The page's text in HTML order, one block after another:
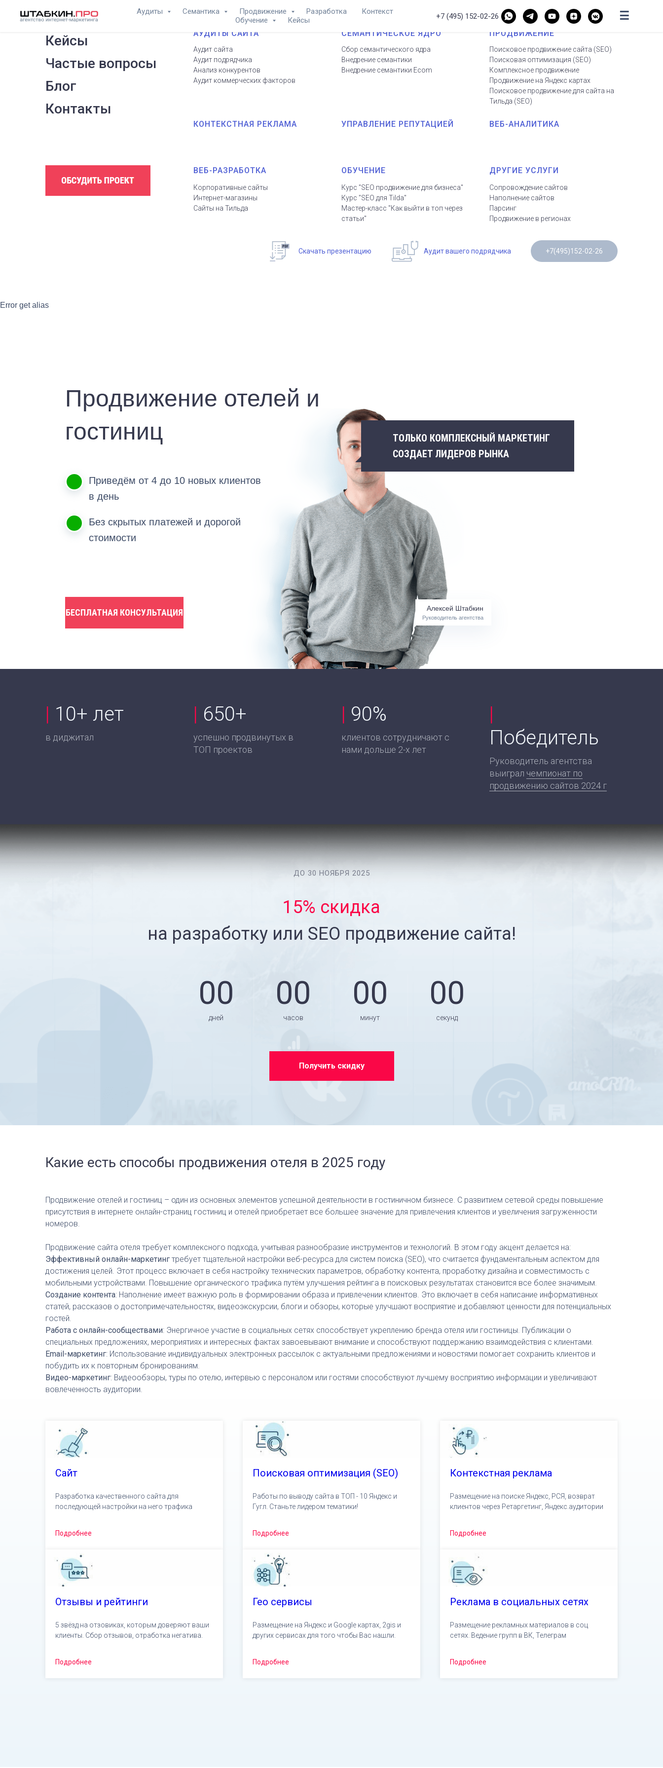
Аудиты Семантика Продвижение Разработка
Контекст
Обучение
Кейсы +7 (495) 152-02-26 ☰
Кейсы
Частые вопросы
Блог
Контакты
АУДИТЫ САЙТА
Аудит сайта
Аудит подрядчика
Анализ конкурентов
Аудит коммерческих факторов
СЕМАНТИЧЕСКОЕ ЯДРО
Сбор семантического ядра
Внедрение семантики
Внедрение семантики Ecom
ПРОДВИЖЕНИЕ
Поисковое продвижение сайта (SEO)
Поисковая оптимизация (SEO)
Комплексное продвижение
Продвижение на Яндекс картах
Поисковое продвижение для сайта на
Тильда (SEO)
КОНТЕКСТНАЯ РЕКЛАМА УПРАВЛЕНИЕ РЕПУТАЦИЕЙ ВЕБ-АНАЛИТИКА
ВЕБ-РАЗРАБОТКА
Корпоративные сайты
Интернет-магазины
Сайты на Тильда
ОБУЧЕНИЕ
Курс "SEO продвижение для бизнеса"
Курс "SEO для Tilda"
Мастер-класс "Как выйти в топ через
статьи"
ДРУГИЕ УСЛУГИ
Сопровождение сайтов
Наполнение сайтов
Парсинг
Продвижение в регионах
Скачать презентацию Аудит вашего подрядчика +7(495)152-02-26
Error get alias
Продвижение отелей и
гостиниц
Приведём от 4 до 10 новых клиентов
в день
Без скрытых платежей и дорогой
стоимости
БЕСПЛАТНАЯ КОНСУЛЬТАЦИЯ
ТОЛЬКО КОМПЛЕКСНЫЙ МАРКЕТИНГ
СОЗДАЕТ ЛИДЕРОВ РЫНКА
Алексей Штабкин
Руководитель агентства
| 10+ лет
в диджитал
| 650+
успешно продвинутых в
ТОП проектов
| 90%
клиентов сотрудничают с
нами дольше 2-х лет
|
Победитель
Руководитель агентства
выиграл чемпионат по
продвижению сайтов 2024 г
ДО 30 НОЯБРЯ 2025
15% скидка
на разработку или SEO продвижение сайта!
00
дней
00
часов
00
минут
00
секунд
Получить скидку
Какие есть способы продвижения отеля в 2025 году
Продвижение отелей и гостиниц – один из основных элементов успешной деятельности в гостиничном бизнесе. С развитием сетевой среды повышение
присутствия в интернете онлайн-страниц гостиниц и отелей приобретает все большее значение для привлечения клиентов и увеличения загруженности
номеров.
Продвижение сайта отеля требует комплексного подхода, учитывая разнообразие инструментов и технологий. В этом году акцент делается на:
Эффективный онлайн-маркетинг требует тщательной настройки веб-ресурса для систем поиска (SEO), что считается фундаментальным аспектом для
достижения целей. Этот процесс включает в себя настройку технических параметров, обработку контента, проработку дизайна и совместимость с
мобильными устройствами. Повышение органического трафика путём улучшения рейтинга в поисковых результатах становится все более значимым.
Создание контента: Наполнение имеет важную роль в формировании образа и привлечении клиентов. Это включает в себя написание информативных
статей, рассказов о достопримечательностях, видеоэкскурсии, блоги и обзоры, которые улучшают восприятие и добавляют ценности для потенциальных
гостей.
Работа с онлайн-сообществами: Энергичное участие в социальных сетях способствует укреплению бренда отеля или гостиницы. Публикации о
специальных предложениях, мероприятиях и интересных фактах завоевывают внимание и способствуют поддержанию взаимодействия с клиентами.
Email-маркетинг: Использование индивидуальных электронных рассылок с актуальными предложениями и новостями помогает сохранить клиентов и
побудить их к повторным бронированиям.
Видео-маркетинг: Видеообзоры, туры по отелю, интервью с персоналом или гостями способствуют лучшему восприятию информации и увеличивают
вовлеченность аудитории.
Сайт
Разработка качественного сайта для
последующей настройки на него трафика
Подробнее
Поисковая оптимизация (SEO)
Работы по выводу сайта в ТОП - 10 Яндекс и
Гугл. Станьте лидером тематики!
Подробнее
Контекстная реклама
Размещение на поиске Яндекс, РСЯ, возврат
клиентов через Ретаргетинг, Яндекс.аудитории
Подробнее
Отзывы и рейтинги
5 звёзд на отзовиках, которым доверяют ваши
клиенты. Сбор отзывов, отработка негатива.
Подробнее
Гео сервисы
Размещение на Яндекс и Google картах, 2gis и
других сервисах для того чтобы Вас нашли.
Подробнее
Реклама в социальных сетях
Размещение рекламных материалов в соц
сетях. Ведение групп в ВК, Телеграм
Подробнее